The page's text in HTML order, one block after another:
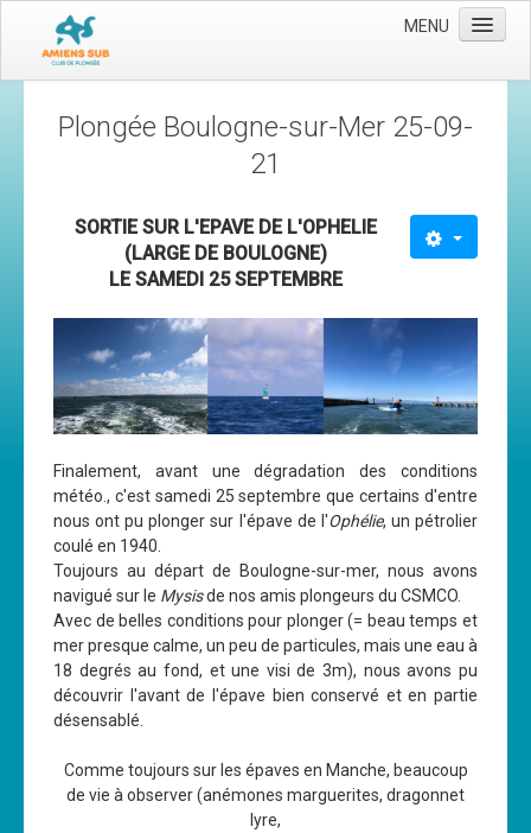
MENU
L'équipe
Le comité directeur
Apnée
Baptèmes
Plongée adultes
Plongée enfants
Adhérer
Dernières nouvelles
Archives
Calendrier
Sorties
Voyages et séjours
Plongée Boulogne-sur-Mer 25-09-
21
SORTIE SUR L'EPAVE DE L'OPHELIE
(LARGE DE BOULOGNE)
LE SAMEDI 25 SEPTEMBRE
Finalement, avant une dégradation des conditions
météo., c'est samedi 25 septembre que certains d'entre
nous ont pu plonger sur l'épave de l'Ophélie, un pétrolier
coulé en 1940.
Toujours au départ de Boulogne-sur-mer, nous avons
navigué sur le Mysisde nos amis plongeurs du CSMCO.
Avec de belles conditions pour plonger (= beau temps et
mer presque calme, un peu de particules, mais une eau à
18 degrés au fond, et une visi de 3m), nous avons pu
découvrir l'avant de l'épave bien conservé et en partie
désensablé.
Comme toujours sur les épaves en Manche, beaucoup
de vie à observer (anémones marguerites, dragonnet
lyre,